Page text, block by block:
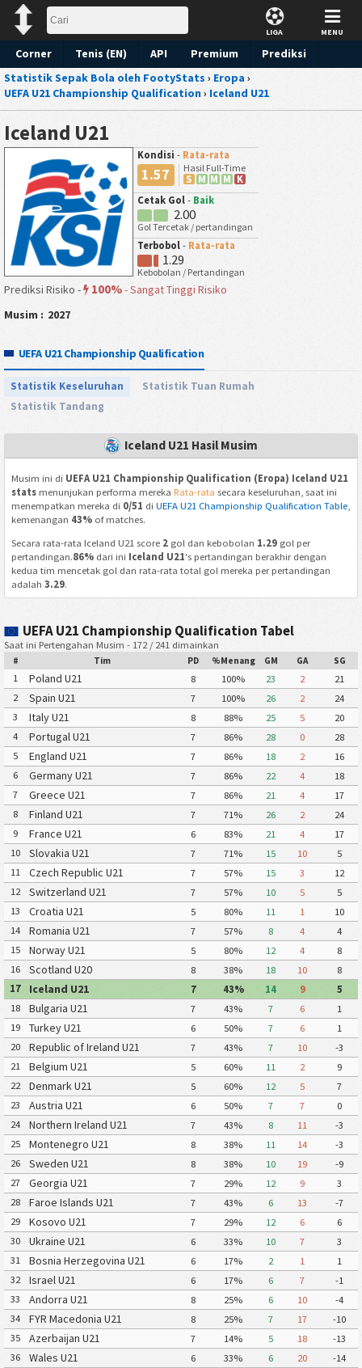
LIGA MENU
Corner Tenis (EN) API Premium
Prediksi
Statistik Sepak Bola oleh FootyStats › Eropa ›
UEFA U21 Championship Qualification› Iceland U21
Iceland U21
Kondisi - Rata-rata
1.57
Hasil Full-Time
S M M M K
Cetak Gol - Baik
2.00
Gol Tercetak / pertandingan
Terbobol - Rata-rata
1.29
Kebobolan / Pertandingan
Prediksi Risiko - 100%-Sangat Tinggi Risiko
Musim : 2027
UEFA U21 Championship Qualification
Statistik Keseluruhan
Statistik Tuan Rumah
Statistik Tandang
Iceland U21 Hasil Musim
Musim ini di UEFA U21 Championship Qualification (Eropa) Iceland U21
statsmenunjukan performa mereka Rata-rata secara keseluruhan, saat ini
menempatkan mereka di 0/51 di UEFA U21 Championship Qualification Table,
kemenangan 43%of matches.
Secara rata-rata Iceland U21 score 2gol dan kebobolan 1.29gol per
pertandingan.86%dari ini Iceland U21's pertandingan berakhir dengan
kedua tim mencetak gol dan rata-rata total gol mereka per pertandingan
adalah 3.29.
UEFA U21 Championship Qualification Tabel
Saat ini Pertengahan Musim - 172 / 241 dimainkan
# Tim PD %Menang GM GA SG
1 Poland U21 8 100% 23 2
21
2
Spain U21 7 100% 26 2
24
3
Italy U21 8 88% 25 5
20
4
Portugal U21 7 86% 28 0
28
5
England U21 7 86% 18 2
16
6
Germany U21 7 86% 22 4
18
7
Greece U21 7 86% 21 4
17
8
Finland U21 7 71% 26 2
24
9
France U21 6 83% 21 4
17
10
Slovakia U21 7 71% 15 10
5
11
Czech Republic U21 7 57% 15 3
12
12
Switzerland U21 7 57% 10 5
5
13
Croatia U21 5 80% 11 1
10
14
Romania U21 7 57% 8 4
4
15
Norway U21 5 80% 12 4
8
16
Scotland U20 8 38% 18 10
8
17
Iceland U21 7 43% 14 9
5
18
Bulgaria U21 7 43% 7 6
1
19
Turkey U21 6 50% 7 6
1
20
Republic of Ireland U21 7 43% 7 10
-3
21
Belgium U21 5 60% 11 2
9
22
Denmark U21 5 60% 12 5
7
23
Austria U21 6 50% 7 7
0
24
Northern Ireland U21 7 43% 8 11
-3
25
Montenegro U21 8 38% 11 14
-3
26
Sweden U21 8 38% 10 19
-9
27
Georgia U21 7 29% 12 9
3
28
Faroe Islands U21 7 43% 6 13
-7
29
Kosovo U21 7 29% 12 6
6
30
Ukraine U21 6 33% 10 7
3
31
Bosnia Herzegovina U21 6 17% 2 1
1
32
Israel U21 6 17% 6 7
-1
33
Andorra U21 8 25% 6 10
-4
34
FYR Macedonia U21 8 25% 7 17
-10
35
Azerbaijan U21 7 14% 5 18
-13
36
Wales U21 6 33% 6 20
-14